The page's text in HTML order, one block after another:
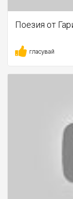
Поезия от
гласувай